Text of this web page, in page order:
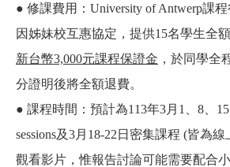
● 修課費用：University of Antwerp課程
因姊妹校互惠協定，提供15名學生全
新台幣3,000元課程保證金 ，於同學全
分證明後將全額退費。
● 課程時間：預計為113年3月1、8、
sessions及3月18-22日密集課程 (皆為
觀看影片，惟報告討論可能需要配合